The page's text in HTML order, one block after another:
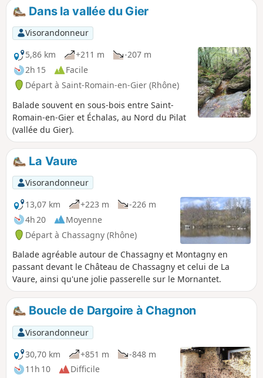
Dans la vallée du Gier
Visorandonneur
5,86 km
+211 m
-207 m
2h 15
Facile
Départ à Saint-Romain-en-Gier (Rhône)
Balade souvent en sous-bois entre Saint-
Romain-en-Gier et Échalas, au Nord du Pilat
(vallée du Gier).
La Vaure
Visorandonneur
13,07 km
+223 m
-226 m
4h 20
Moyenne
Départ à Chassagny (Rhône)
Balade agréable autour de Chassagny et Montagny en
passant devant le Château de Chassagny et celui de La
Vaure, ainsi qu'une jolie passerelle sur le Mornantet.
Boucle de Dargoire à Chagnon
Visorandonneur
30,70 km
+851 m
-848 m
11h 10
Difficile